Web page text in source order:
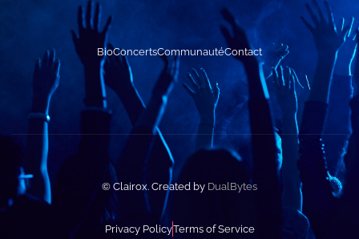
BioConcertsCommunautéContact
© Clairox. Created by DualBytes
Privacy PolicyTerms of Service